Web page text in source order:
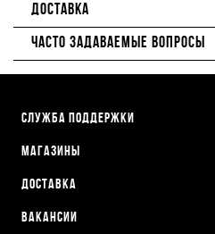
ДОСТАВКА
ЧАСТО ЗАДАВАЕМЫЕ ВОПРОСЫ
СЛУЖБА ПОДДЕРЖКИ
МАГАЗИНЫ
ДОСТАВКА
ВАКАНСИИ